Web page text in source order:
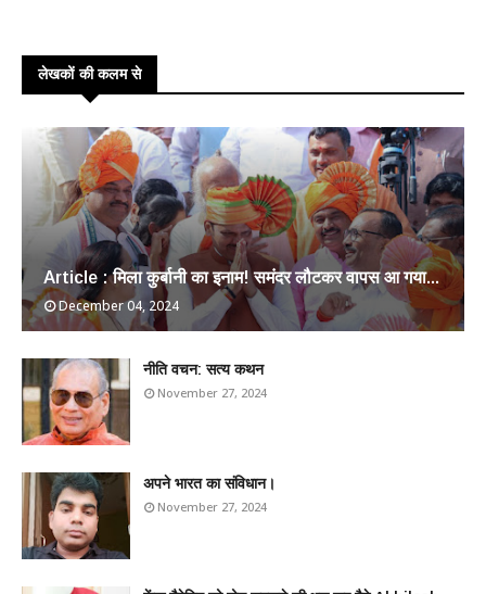
लेखकों की कलम से
Article : मिला कुर्बानी का इनाम! समंदर लौटकर वापस आ गया...
December 04, 2024
​नीति वचन: सत्य कथन
November 27, 2024
अपने भारत का संविधान।
November 27, 2024